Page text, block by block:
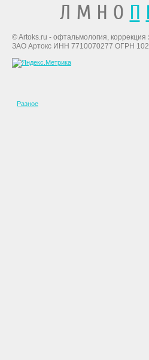
Л М Н О П
© Artoks.ru - офтальмология,
ЗАО Артокс ИНН 7710070277 ОГРН
Разное